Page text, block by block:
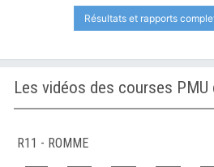
Résultats et rapports
R11 - ROMME